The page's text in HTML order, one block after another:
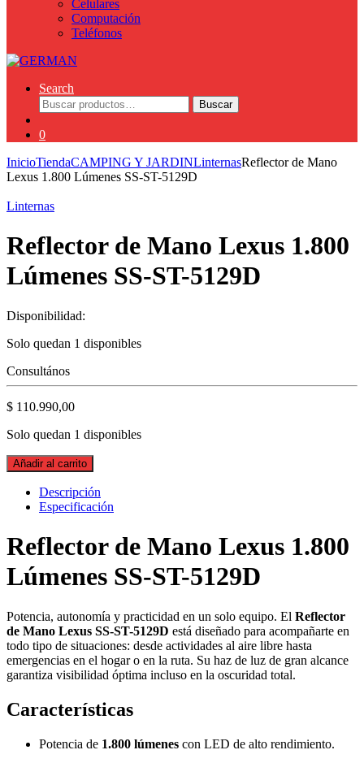
Celulares
Computación
Teléfonos
Search
Buscar
por:
Buscar
0
InicioTiendaCAMPING Y JARDINLinternasReflector de Mano
Lexus 1.800 Lúmenes SS-ST-5129D
Linternas
Reflector de Mano Lexus 1.800
Lúmenes SS-ST-5129D
Disponibilidad:
Solo quedan 1 disponibles
Consultános
$ 110.990,00
Solo quedan 1 disponibles
Reflector
de
Mano
Lexus
Lúmenes
SS-
5129D
Añadir al carrito
Descripción
Especificación
Reflector de Mano Lexus 1.800
Lúmenes SS-ST-5129D
Potencia, autonomía y practicidad en un solo equipo. El Reflector
de Mano Lexus SS-ST-5129D está diseñado para acompañarte en
todo tipo de situaciones: desde actividades al aire libre hasta
emergencias en el hogar o en la ruta. Su haz de luz de gran alcance
garantiza visibilidad óptima incluso en la oscuridad total.
Características
Potencia de 1.800 lúmenes con LED de alto rendimiento.